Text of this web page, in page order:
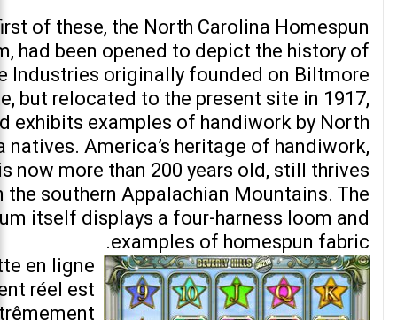
of these, the North Carolina Homespun
had been opened to depict the history of
Industries originally founded on Biltmore
but relocated to the present site in 1917,
exhibits examples of handiwork by North
natives. America’s heritage of handiwork,
now more than 200 years old, still thrives
the southern Appalachian Mountains. The
itself displays a four-harness loom and
examples of homespun fabric.
en ligne
réel est